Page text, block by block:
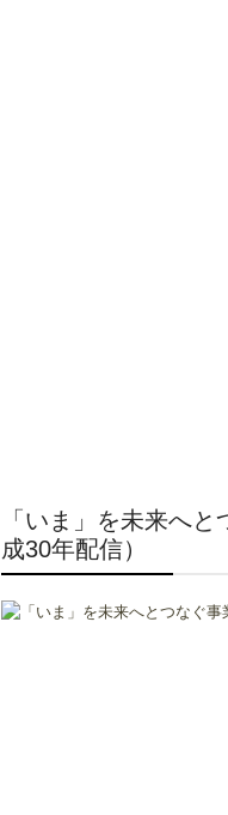
「いま」を未来へ
成30年配信）